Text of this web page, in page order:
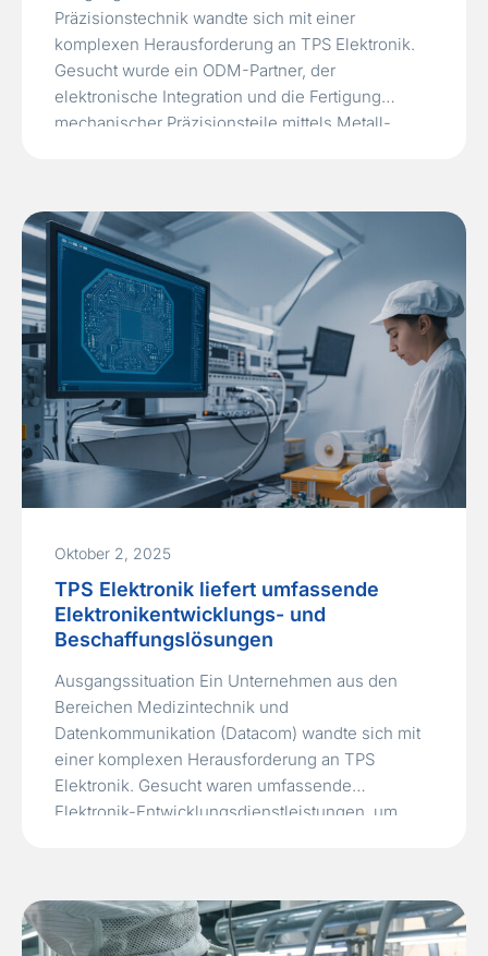
Präzisionstechnik wandte sich mit einer
komplexen Herausforderung an TPS Elektronik.
Gesucht wurde ein ODM-Partner, der
elektronische Integration und die Fertigung
mechanischer Präzisionsteile mittels Metall-
der ODM-Designkompetenz mit der
Zuverlässigkeit präziser Serienfertigung
verbindet. Der bisherige Fertigungspartner
konnte…Read More »
Oktober 2, 2025
TPS Elektronik liefert umfassende
Elektronikentwicklungs- und
Beschaffungslösungen
Ausgangssituation Ein Unternehmen aus den
Bereichen Medizintechnik und
Datenkommunikation (Datacom) wandte sich mit
einer komplexen Herausforderung an TPS
Elektronik. Gesucht waren umfassende
Elektronik-Entwicklungsdienstleistungen, um
Integration von Kundendaten. Im Zuge der
Expansion wollte das Unternehmen sein